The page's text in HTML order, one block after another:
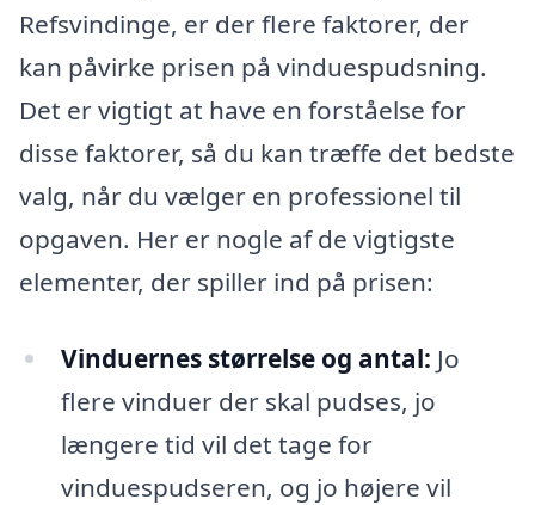
Refsvindinge, er der flere faktorer, der
kan påvirke prisen på vinduespudsning.
Det er vigtigt at have en forståelse for
disse faktorer, så du kan træffe det bedste
valg, når du vælger en professionel til
opgaven. Her er nogle af de vigtigste
elementer, der spiller ind på prisen:
Vinduernes størrelse og antal: Jo
flere vinduer der skal pudses, jo
længere tid vil det tage for
vinduespudseren, og jo højere vil